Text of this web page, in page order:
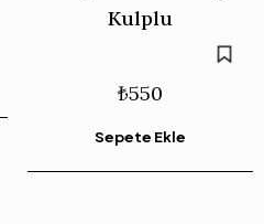
Kulplu
₺550
Sepete Ekle